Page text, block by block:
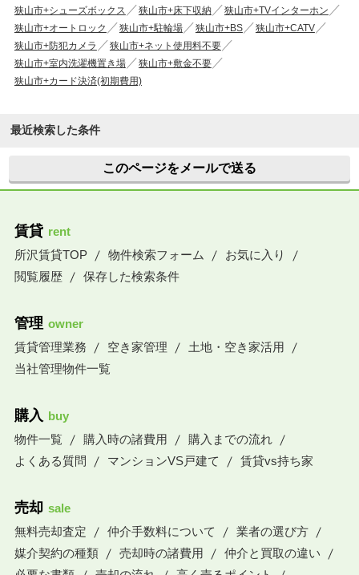
狭山市+シューズボックス
狭山市+床下収納
狭山市+TVインターホン
狭山市+オートロック
狭山市+駐輪場 狭山市+BS
狭山市+CATV
狭山市+防犯カメラ
狭山市+ネット使用料不要
狭山市+室内洗濯機置き場
狭山市+敷金不要
狭山市+カード決済(初期費用)
最近検索した条件
このページをメールで送る
賃貸 rent
所沢賃貸TOP
物件検索フォーム
お気に入り
閲覧履歴
保存した検索条件
管理 owner
賃貸管理業務
空き家管理
土地・空き家活用
当社管理物件一覧
購入 buy
物件一覧
購入時の諸費用
購入までの流れ
よくある質問
マンションVS戸建て 賃貸vs持ち家
売却 sale
無料売却査定
仲介手数料について
業者の選び方
媒介契約の種類
売却時の諸費用
仲介と買取の違い